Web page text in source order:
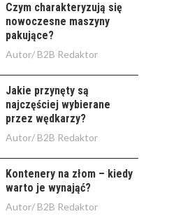
Czym charakteryzują się
nowoczesne maszyny
pakujące?
Autor/ B2B Redaktor
Jakie przynęty są
najczęściej wybierane
przez wędkarzy?
Autor/ B2B Redaktor
Kontenery na złom – kiedy
warto je wynająć?
Autor/ B2B Redaktor